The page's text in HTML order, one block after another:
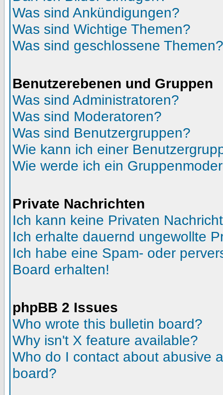
Was sind Ankündigungen?
Was sind Wichtige Themen?
Was sind geschlossene Themen?
Benutzerebenen und Gruppen
Was sind Administratoren?
Was sind Moderatoren?
Was sind Benutzergruppen?
Wie kann ich einer
Wie werde ich ein
Private Nachrichten
Ich kann keine Privaten
Ich erhalte dauernd ungewollte
Ich habe eine Spam- oder
Board erhalten!
phpBB 2 Issues
Who wrote this bulletin board?
Why isn't X feature available?
Who do I contact about abusive
board?